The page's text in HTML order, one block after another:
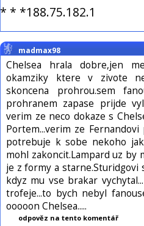
* * *188.75.182.1
madmax98
Chelsea hrala dobre,jen
okamziky ktere v zivote
skoncena prohrou.sem
prohranem zapase prijde
verim ze neco dokaze s
Portem...verim ze
potrebuje k sobe nekoho
mohl zakoncit.Lampard uz by
je z formy a
kdyz mu vse brakar
trofeje...to bych nebyl
ooooon Chelsea.....
odpověz na tento komentář